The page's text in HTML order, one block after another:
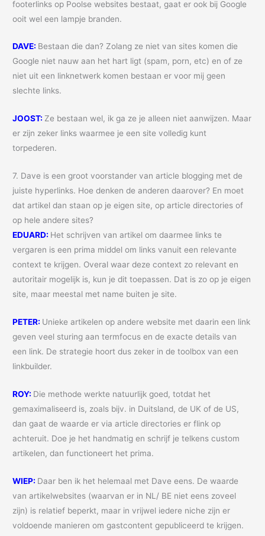
footerlinks op Poolse websites bestaat, gaat er ook bij Google
ooit wel een lampje branden.
DAVE: Bestaan die dan? Zolang ze niet van sites komen die
Google niet nauw aan het hart ligt (spam, porn, etc) en of ze
niet uit een linknetwerk komen bestaan er voor mij geen
slechte links.
JOOST: Ze bestaan wel, ik ga ze je alleen niet aanwijzen. Maar
er zijn zeker links waarmee je een site volledig kunt
torpederen.
7. Dave is een groot voorstander van article blogging met de
juiste hyperlinks. Hoe denken de anderen daarover? En moet
dat artikel dan staan op je eigen site, op article directories of
op hele andere sites?
EDUARD: Het schrijven van artikel om daarmee links te
vergaren is een prima middel om links vanuit een relevante
context te krijgen. Overal waar deze context zo relevant en
autoritair mogelijk is, kun je dit toepassen. Dat is zo op je eigen
site, maar meestal met name buiten je site.
PETER: Unieke artikelen op andere website met daarin een link
geven veel sturing aan termfocus en de exacte details van
een link. De strategie hoort dus zeker in de toolbox van een
linkbuilder.
ROY: Die methode werkte natuurlijk goed, totdat het
gemaximaliseerd is, zoals bijv. in Duitsland, de UK of de US,
dan gaat de waarde er via article directories er flink op
achteruit. Doe je het handmatig en schrijf je telkens custom
artikelen, dan functioneert het prima.
WIEP: Daar ben ik het helemaal met Dave eens. De waarde
van artikelwebsites (waarvan er in NL/ BE niet eens zoveel
zijn) is relatief beperkt, maar in vrijwel iedere niche zijn er
voldoende manieren om gastcontent gepubliceerd te krijgen.